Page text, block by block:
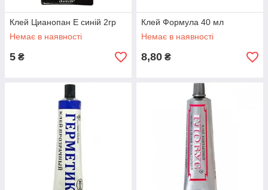
Клей Цианопан Е синій 2гр
Немає в наявності
5 ₴
Клей Формула 40 мл
Немає в наявності
8,80 ₴